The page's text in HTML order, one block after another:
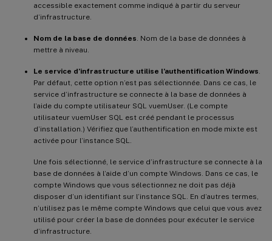
accessible exactement comme indiqué à partir du serveur
d’infrastructure.
Nom de la base de données. Nom de la base de données à
mettre à niveau.
Le service d’infrastructure utilise l’authentification Windows.
Par défaut, cette option n’est pas sélectionnée. Dans ce cas, le
service d’infrastructure se connecte à la base de données à
l’aide du compte utilisateur SQL vuemUser. (Le compte
utilisateur vuemUser SQL est créé pendant le processus
d’installation.) Vérifiez que l’authentification en mode mixte est
activée pour l’instance SQL.
Une fois sélectionné, le service d’infrastructure se connecte à la
base de données à l’aide d’un compte Windows. Dans ce cas, le
compte Windows que vous sélectionnez ne doit pas déjà
disposer d’un identifiant sur l’instance SQL. En d’autres termes,
n’utilisez pas le même compte Windows que celui que vous avez
utilisé pour créer la base de données pour exécuter le service
d’infrastructure.